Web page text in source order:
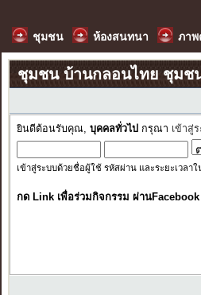
ชุมชน ห้องสนทนา ภาพ
ชุมชน บ้านกลอนไทย ชุมช
ยินดีต้อนรับคุณ, บุคคลทั่วไป กรุณา เข้าสู่
เข้าสู่ระบบด้วยชื่อผู้ใช้ รหัสผ่าน และระยะเวลา
กด Link เพื่อร่วมกิจกรรม ผ่าน